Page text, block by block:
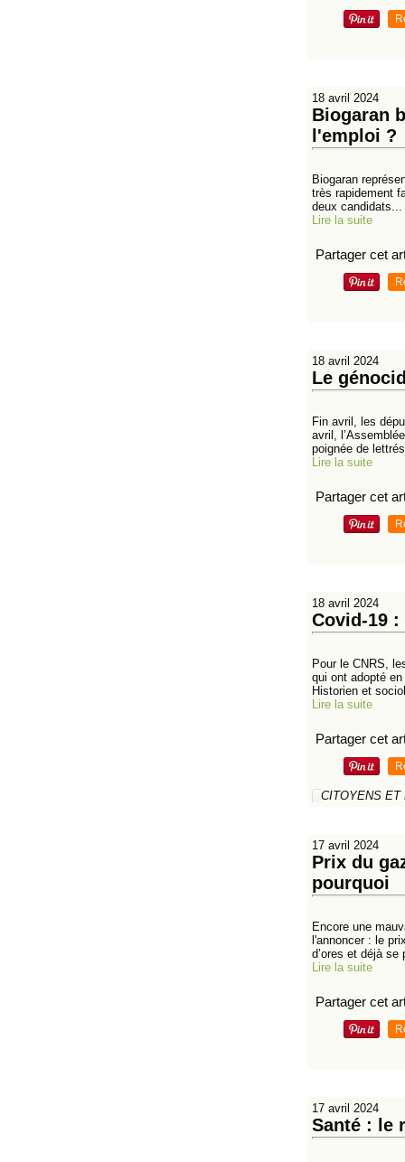
18 avril 2024
Biogaran
l'emploi ?
Biogaran
très rapidement
deux candidats...
Lire la suite
Partager cet
18 avril 2024
Le
Fin avril, les
avril,
poignée de
Lire la suite
Partager cet
18 avril 2024
Covid-19
Pour le CNRS,
qui ont adopté
Historien et
Lire la suite
Partager cet
CITOYENS ET
17 avril 2024
Prix du
pourquoi
Encore une
l'annoncer : le
d’ores et déjà se
Lire la suite
Partager cet
17 avril 2024
Santé : le